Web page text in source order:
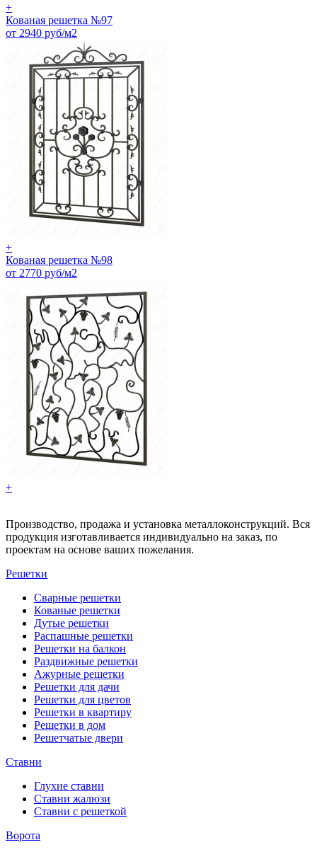
+
Кованая решетка №97
от 2940 руб/м2
+
Кованая решетка №98
от 2770 руб/м2
+
Производство, продажа и установка металлоконструкций. Вся
продукция изготавливается индивидуально на заказ, по
проектам на основе ваших пожелания.
Решетки
Сварные решетки
Кованые решетки
Дутые решетки
Распашные решетки
Решетки на балкон
Раздвижные решетки
Ажурные решетки
Решетки для дачи
Решетки для цветов
Решетки в квартиру
Решетки в дом
Решетчатые двери
Ставни
Глухие ставни
Ставни жалюзи
Ставни с решеткой
Ворота